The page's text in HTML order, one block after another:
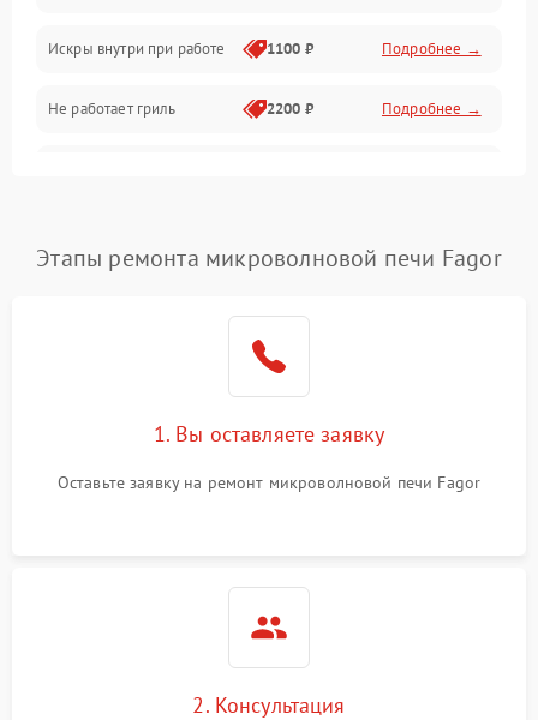
Программное обеспечение
Искры внутри при работе 1100 ₽ Подробнее →
Не работает гриль 2200 ₽ Подробнее →
Подробнее →
2200 ₽
Не работают сенсорные
1000 ₽
Этапы ремонта микроволновой печи Fagor
1. Вы оставляете заявку
Оставьте заявку на ремонт микроволновой печи Fagor
2. Консультация